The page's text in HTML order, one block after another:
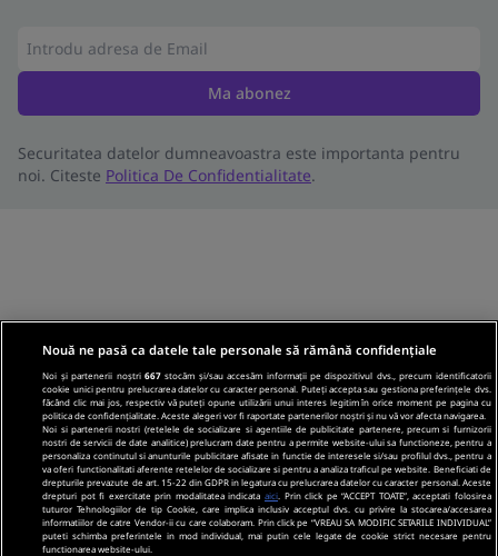
Ma abonez
Securitatea datelor dumneavoastra este importanta pentru
noi. Citeste Politica De Confidentialitate.
Nouă ne pasă ca datele tale personale să rămână confidențiale
Noi și partenerii noștri667 stocăm și/sau accesăm informații pe dispozitivul dvs., precum identificatorii
cookie unici pentru prelucrarea datelor cu caracter personal. Puteți accepta sau gestiona preferințele dvs.
făcând clic mai jos, respectiv vă puteți opune utilizării unui interes legitim în orice moment pe pagina cu
politica de confidențialitate. Aceste alegeri vor fi raportate partenerilor noștri și nu vă vor afecta navigarea.
Noi si partenerii nostri (retelele de socializare si agentiile de publicitate partenere, precum si furnizorii
nostri de servicii de date analitice) prelucram date pentru a permite website-ului sa functioneze, pentru a
personaliza continutul si anunturile publicitare afisate in functie de interesele si/sau profilul dvs., pentru a
va oferi functionalitati aferente retelelor de socializare si pentru a analiza traficul pe website. Beneficiati de
drepturile prevazute de art. 15-22 din GDPR in legatura cu prelucrarea datelor cu caracter personal. Aceste
drepturi pot fi exercitate prin modalitatea indicata aici . Prin click pe “ACCEPT TOATE”, acceptati folosirea
tuturor Tehnologiilor de tip Cookie, care implica inclusiv acceptul dvs. cu privire la stocarea/accesarea
informatiilor de catre Vendor-ii cu care colaboram. Prin click pe “VREAU SA MODIFIC SETARILE INDIVIDUAL”
puteti schimba preferintele in mod individual, mai putin cele legate de cookie strict necesare pentru
functionarea website-ului.